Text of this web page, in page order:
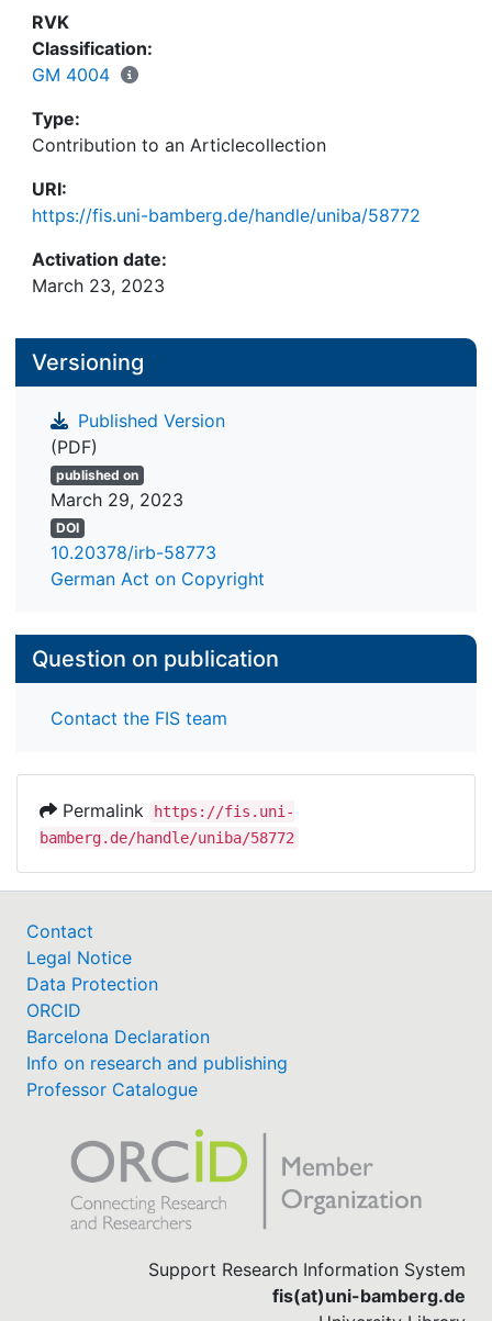
RVK
Classification:
GM 4004
Type:
Contribution to an Articlecollection
URI:
https://fis.uni-bamberg.de/handle/uniba/58772
Activation date:
March 23, 2023
Versioning
Published Version
(PDF)
published on
March 29, 2023
DOI
10.20378/irb-58773
German Act on Copyright
Question on publication
Contact the FIS team
Permalink
https://fis.uni-
bamberg.de/handle/uniba/58772
Contact
Legal Notice
Data Protection
ORCID
Barcelona Declaration
Info on research and publishing
Professor Catalogue
Support Research Information System
fis(at)uni-bamberg.de